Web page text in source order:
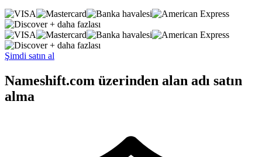
+ daha fazlası
+ daha fazlası
Şimdi satın al
Nameshift.com üzerinden alan adı satın
alma